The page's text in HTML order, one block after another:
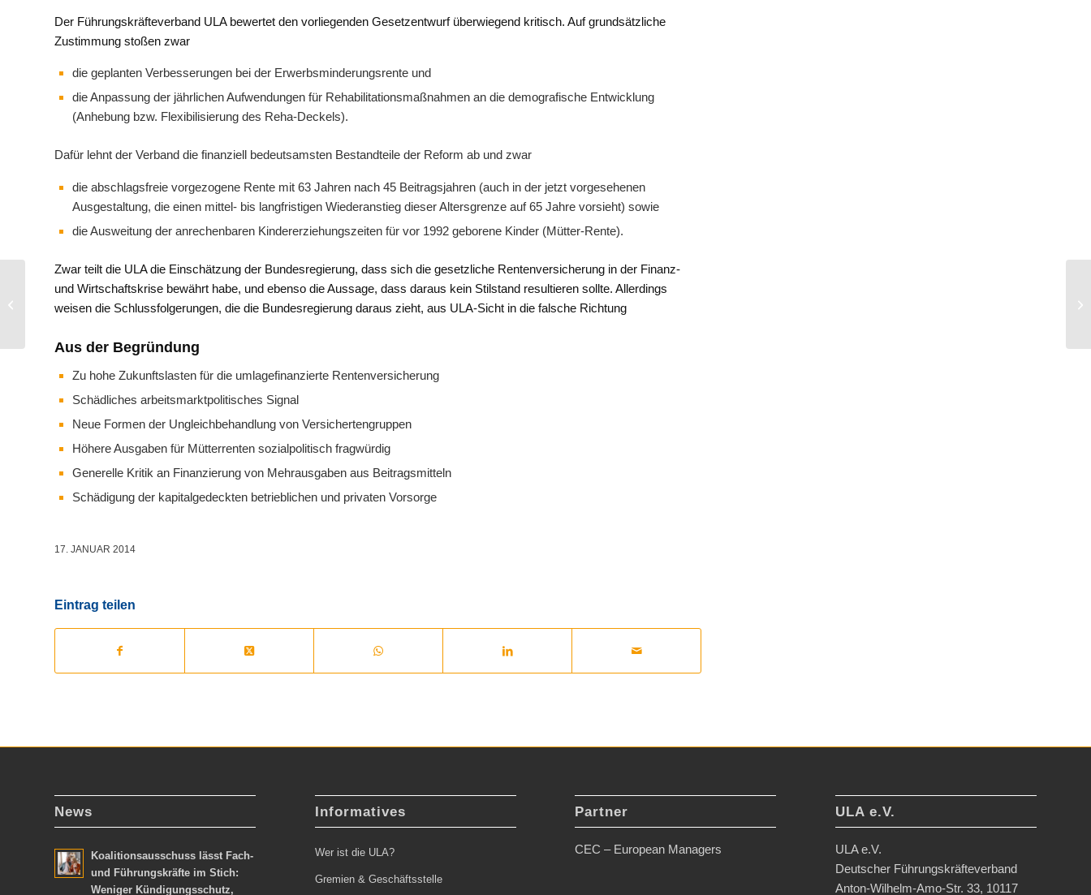
Der Führungskräfteverband ULA bewertet den vorliegenden Gesetzentwurf überwiegend kritisch. Auf grundsätzliche
Zustimmung stoßen zwar
die geplanten Verbesserungen bei der Erwerbsminderungsrente und
die Anpassung der jährlichen Aufwendungen für Rehabilitationsmaßnahmen an die demografische Entwicklung
(Anhebung bzw. Flexibilisierung des Reha-Deckels).
Dafür lehnt der Verband die finanziell bedeutsamsten Bestandteile der Reform ab und zwar
die abschlagsfreie vorgezogene Rente mit 63 Jahren nach 45 Beitragsjahren (auch in der jetzt vorgesehenen
Ausgestaltung, die einen mittel- bis langfristigen Wiederanstieg dieser Altersgrenze auf 65 Jahre vorsieht) sowie
die Ausweitung der anrechenbaren Kindererziehungszeiten für vor 1992 geborene Kinder (Mütter-Rente).
Zwar teilt die ULA die Einschätzung der Bundesregierung, dass sich die gesetzliche Rentenversicherung in der Finanz-
und Wirtschaftskrise bewährt habe, und ebenso die Aussage, dass daraus kein Stilstand resultieren sollte. Allerdings
weisen die Schlussfolgerungen, die die Bundesregierung daraus zieht, aus ULA-Sicht in die falsche Richtung
Aus der Begründung
Zu hohe Zukunftslasten für die umlagefinanzierte Rentenversicherung
Schädliches arbeitsmarktpolitisches Signal
Neue Formen der Ungleichbehandlung von Versichertengruppen
Höhere Ausgaben für Mütterrenten sozialpolitisch fragwürdig
Generelle Kritik an Finanzierung von Mehrausgaben aus Beitragsmitteln
Schädigung der kapitalgedeckten betrieblichen und privaten Vorsorge
17. JANUAR 2014
Eintrag teilen
News
Koalitionsausschuss lässt Fach-
und Führungskräfte im Stich:
Weniger Kündigungsschutz,
Informatives
Wer ist die ULA?
Gremien & Geschäftsstelle
Partner
CEC – European Managers
ULA e.V.
ULA e.V.
Deutscher Führungskräfteverband
Anton-Wilhelm-Amo-Str. 33, 10117
versicherungsfremder